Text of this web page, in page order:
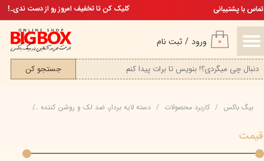
ورود / ثبت نام
حساب کاربری من
تغییر گذر واژه
سفارشات
خروج از حساب کاربری
۰
جستجو کن
تخفیف ویژه، برای مامان خوشگلمکلیک کن تا تخفیف امروز رو از دست ندی..! تماس با پشتیبانی
بیگ باکس کاربرد محصولات دسته لایه بردار، ضد لک و روشن کننده
قیمت